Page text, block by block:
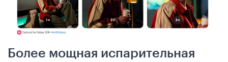
Более мощная испарительная